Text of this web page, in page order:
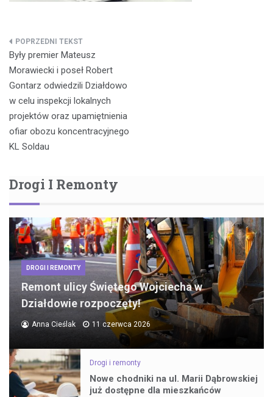
Nawigacja
wpisu
Były premier Mateusz
Morawiecki i poseł Robert
Gontarz odwiedzili Działdowo
w celu inspekcji lokalnych
projektów oraz upamiętnienia
ofiar obozu koncentracyjnego
KL Soldau
Drogi I Remonty
DROGI I REMONTY
Remont ulicy Świętego Wojciecha w
Działdowie rozpoczęty!
Anna Cieślak 11 czerwca 2026
Drogi i remonty
Nowe chodniki na ul. Marii Dąbrowskiej
już dostępne dla mieszkańców